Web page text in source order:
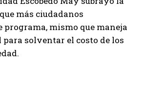
más ciudadanos
programa, mismo que maneja
solventar el costo de los